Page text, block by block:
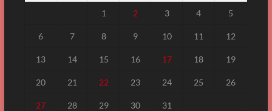
1 2 3 4 5
6 7 8 9 10 11 12
13 14 15 16 17 18 19
20 21 22 23 24 25 26
27 28 29 30 31